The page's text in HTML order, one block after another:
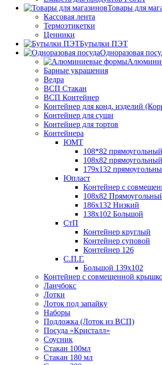
Товары для
Кассовая лента
Термоэтикетки
Ценники
Бутылки ПЭТ
Одноразовая
Барные украшения
Ведра
ВСП Стакан
ВСП Контейнер
Контейнер для конд. изделий
Контейнер для суши
Контейнер для тортов
Контейнера
ЮМТ
108*82
108х82 прямоугольный
179х132
Юпласт
Контейнер с
108х82
186х132 Низкий
138х102 Большой
СтП
Контейнер круглый
Контейнер суповой
Контейнер 126
С.П.Г.
Большой 139х102
Контейнер с совмещенной
Ланчбокс
Лотки
Лоток под запайку
Наборы
Подложка (Лоток из ВСП)
Посуда «Кристалл»
Соусник
Стакан 100мл
Стакан 180 мл